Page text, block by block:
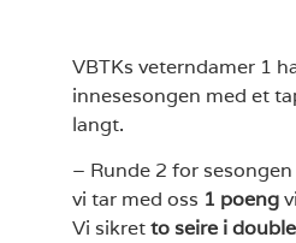
VBTKs veterndamer 1
innesesongen med et
langt.
– Runde 2 for
vi tar med oss 1 poeng
Vi sikretto seire i double